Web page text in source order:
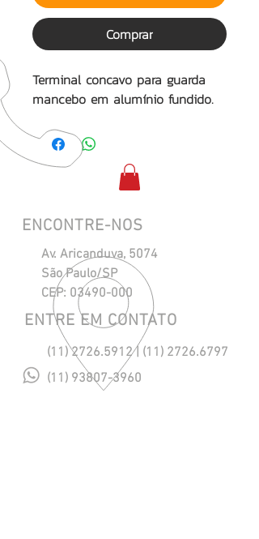
Comprar
Terminal concavo para guarda
mancebo em alumínio fundido.
ENCONTRE-NOS
Av. Aricanduva, 5074
São Paulo/SP
CEP: 03490-000
ENTRE EM CONTATO
(11) 2726.5912| (11) 2726.6797
(11) 93807-3960